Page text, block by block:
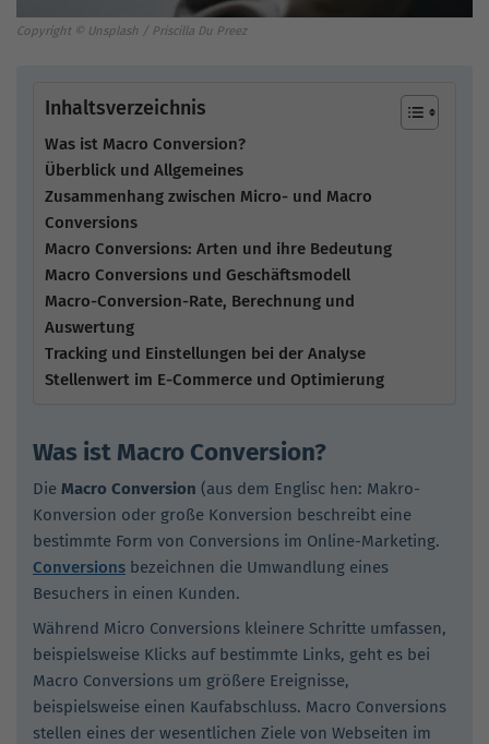
Copyright © Unsplash / Priscilla Du Preez
Inhaltsverzeichnis
Was ist Macro Conversion?
Überblick und Allgemeines
Zusammenhang zwischen Micro- und Macro
Conversions
Macro Conversions: Arten und ihre Bedeutung
Macro Conversions und Geschäftsmodell
Macro-Conversion-Rate, Berechnung und
Auswertung
Tracking und Einstellungen bei der Analyse
Stellenwert im E-Commerce und Optimierung
Was ist Macro Conversion?
Die Macro Conversion (aus dem Englisc hen: Makro-
Konversion oder große Konversion beschreibt eine
bestimmte Form von Conversions im Online-Marketing.
Conversions bezeichnen die Umwandlung eines
Besuchers in einen Kunden.
Während Micro Conversions kleinere Schritte umfassen,
beispielsweise Klicks auf bestimmte Links, geht es bei
Macro Conversions um größere Ereignisse,
beispielsweise einen Kaufabschluss. Macro Conversions
stellen eines der wesentlichen Ziele von Webseiten im